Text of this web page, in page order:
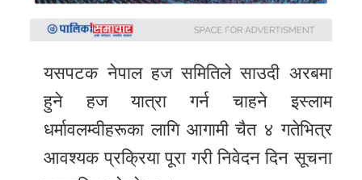
अन्य
समाचार
Preeti
unicode
स्थानीय
यसपटक नेपाल हज समितिले साउदी अरबमा
हुने हज यात्रा गर्न चाहने इस्लाम
धर्मावलम्वीहरूका लागि आगामी चैत ४ गतेभित्र
आवश्यक प्रक्रिया पूरा गरी निवेदन दिन सूचना